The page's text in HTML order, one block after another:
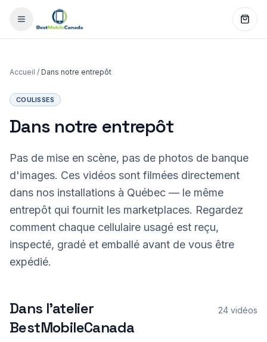
Accueil / Dans notre entrepôt
COULISSES
Dans notre entrepôt
Pas de mise en scène, pas de photos de banque
d'images. Ces vidéos sont filmées directement
dans nos installations à Québec — le même
entrepôt qui fournit les marketplaces. Regardez
comment chaque cellulaire usagé est reçu,
inspecté, gradé et emballé avant de vous être
expédié.
Dans l'atelier
BestMobileCanada
24 vidéos